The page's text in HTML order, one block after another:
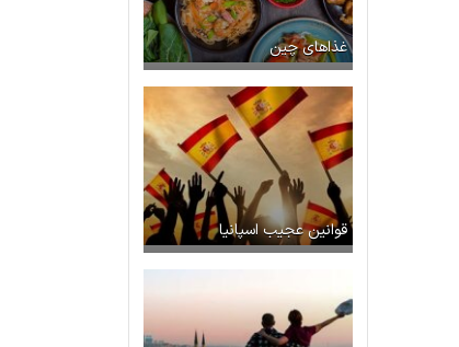
غذاهای چین
قوانین عجیب اسپانیا